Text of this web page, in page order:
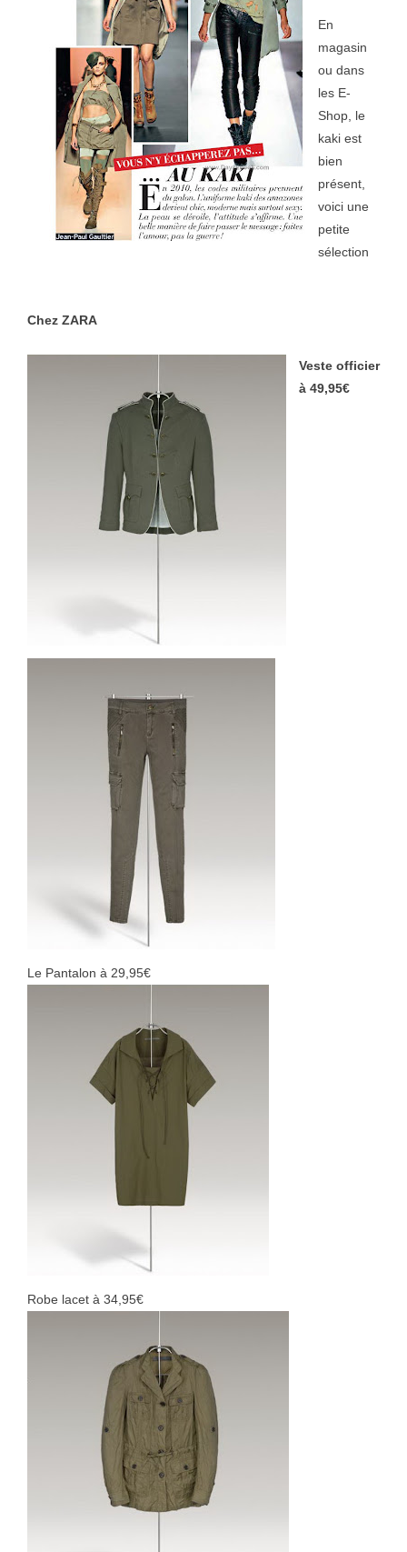
En
magasin
ou dans
les E-
Shop, le
kaki est
bien
présent,
voici une
petite
sélection
Chez ZARA
Veste officier
à 49,95€
Le Pantalon à 29,95€
Robe lacet à 34,95€